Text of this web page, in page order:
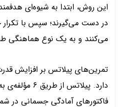
این روش، ابتدا به شیوه‌ای
در دست می‌گیرند؛ سپس با
می‌کنند و به یک نوع هماهنگی
تمرین‌های پیلاتس بر افزایش
دارد. پیلاتس
فاکتورهای آمادگی جسمانی در